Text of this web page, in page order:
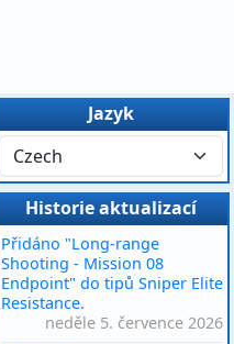
Jazyk
Historie aktualizací
Přidáno "Long-range
Shooting - Mission 08
Endpoint" do tipů Sniper Elite
Resistance.
neděle 5. července 2026